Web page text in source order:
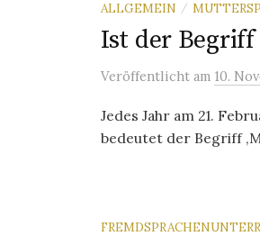
ALLGEMEIN /
Ist der Begriff
Veröffentlicht am 10.
Jedes Jahr am 21.
bedeutet der Begriff